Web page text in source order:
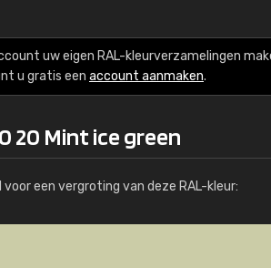
uw eigen RAL-kleurverzamelingen
u gratis een account aanmaken.
20 Mint ice green
een vergroting van deze RAL-kleur:
RAL